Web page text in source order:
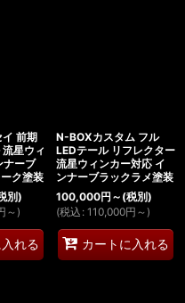
前期
星ウィ
ナーブ
ク塗装
別)
～)
れる
N-BOXカスタム フル
LEDテール リフレクター
流星ウィンカー対応 イ
ンナーブラックラメ塗装
100,000円 ～ (税別)
(税込 : 110,000円 ～)
カートに入れる